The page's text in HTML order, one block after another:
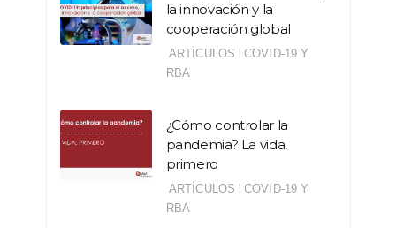
la innovación y la
cooperación global
ARTÍCULOS | COVID-19 Y
RBA
¿Cómo controlar la
pandemia? La vida,
primero
ARTÍCULOS | COVID-19 Y
RBA